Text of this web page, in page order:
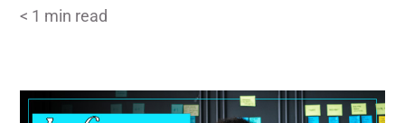
< 1 min read